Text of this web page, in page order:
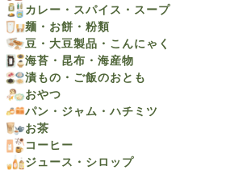
カレー・スパイス・スープ
麺・お餅・粉類
豆・大豆製品・こんにゃく
海苔・昆布・海産物
漬もの・ご飯のおとも
おやつ
パン・ジャム・ハチミツ
お茶
コーヒー
ジュース・シロップ